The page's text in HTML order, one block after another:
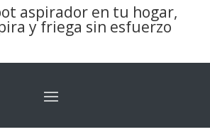
aspirador en tu hogar,
y friega sin esfuerzo